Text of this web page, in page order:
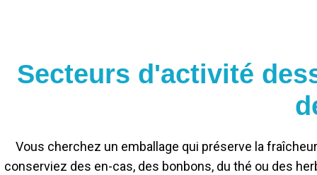
Secteurs d'activité
Vous cherchez un emballage qui préserve la
conserviez des en-cas, des bonbons, du thé ou des